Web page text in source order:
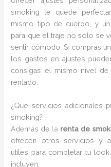
smoking te quede
mismo tipo de cuerpo, y
para que el traje no solo se
sentir cómodo. Si compras
los gastos en ajustes
consigas el mismo nivel
rentado.
¿Qué servicios adicionales
smoking?
Además de larenta de
ofrecen otros servicios y
útiles para completar tu
incluyen: